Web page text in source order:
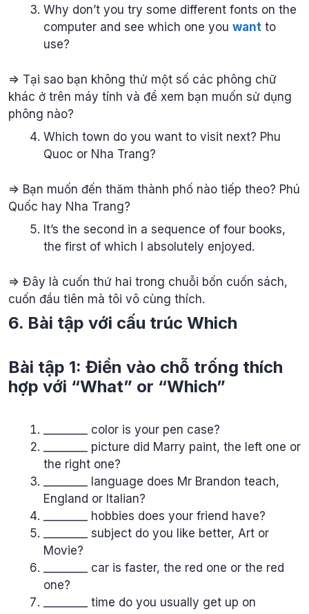
Why don’t you try some different fonts on the
computer and see which one you want to
use?
=> Tại sao bạn không thử một số các phông chữ
khác ở trên máy tính và để xem bạn muốn sử dụng
phông nào?
Which town do you want to visit next? Phu
Quoc or Nha Trang?
=> Bạn muốn đến thăm thành phố nào tiếp theo? Phú
Quốc hay Nha Trang?
It’s the second in a sequence of four books,
the first of which I absolutely enjoyed.
=> Đây là cuốn thứ hai trong chuỗi bốn cuốn sách,
cuốn đầu tiên mà tôi vô cùng thích.
6. Bài tập với cấu trúc Which
Bài tập 1: Điền vào chỗ trống thích
hợp với “What” or “Which”
________ color is your pen case?
________ picture did Marry paint, the left one or
the right one?
________ language does Mr Brandon teach,
England or Italian?
________ hobbies does your friend have?
________ subject do you like better, Art or
Movie?
________ car is faster, the red one or the red
one?
________ time do you usually get up on